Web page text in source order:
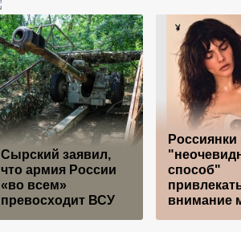
Сырский заявил,
что армия России
«во всем»
превосходит ВСУ
способ"
внимание